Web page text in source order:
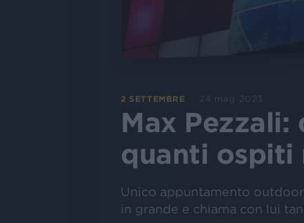
2 SETTEMBRE 24 mag 2023
Max
quanti ospiti
Unico appuntamento
in grande e chiama con lui